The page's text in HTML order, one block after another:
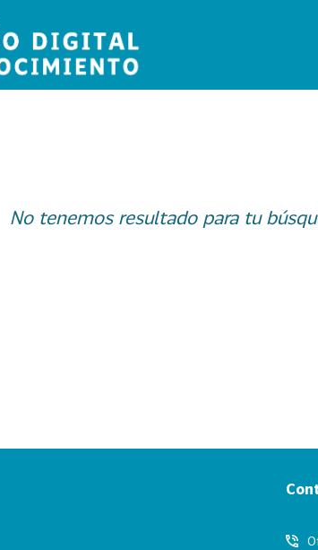
No tenemos resultado para tu